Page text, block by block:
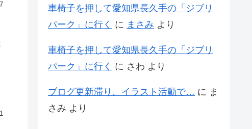
車椅子を押して愛知県長久手の「ジブリ
パーク」に行く に まさみ より
車椅子を押して愛知県長久手の「ジブリ
パーク」に行く に さわ より
ブログ更新滞り。イラスト活動で… に ま
さみ より